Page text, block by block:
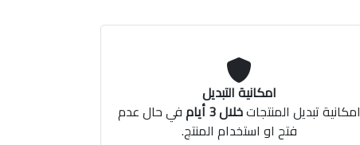
امكانية التبديل
امكانية تبديل المنتجاتخلال 3 أيام
في حال عدم
فتح او استخدام المنتج.